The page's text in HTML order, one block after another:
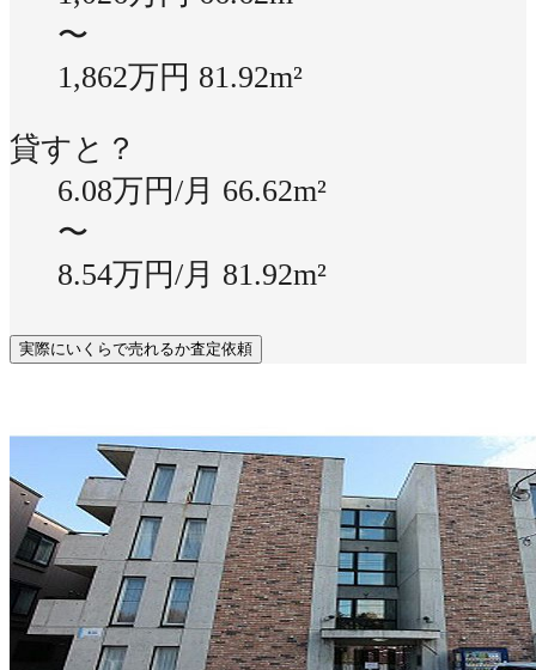
〜
1,862万円 81.92m²
貸すと？
6.08万円/月 66.62m²
〜
8.54万円/月 81.92m²
実際にいくらで売れるか査定依頼